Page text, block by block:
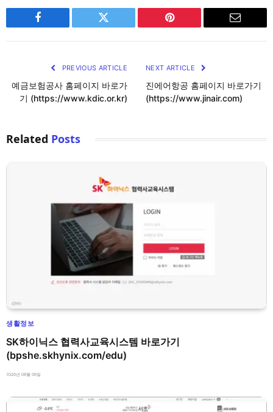
Facebook Twitter Pinterest Email
PREVIOUS ARTICLE
예금보험공사 홈페이지 바로가
기 (https://www.kdic.or.kr)
NEXT ARTICLE
진에어항공 홈페이지 바로가기
(https://www.jinair.com)
Related Posts
생활정보
SK하이닉스 협력사교육시스템 바로가기
(bpshe.skhynix.com/edu)
2026년 08월 06일